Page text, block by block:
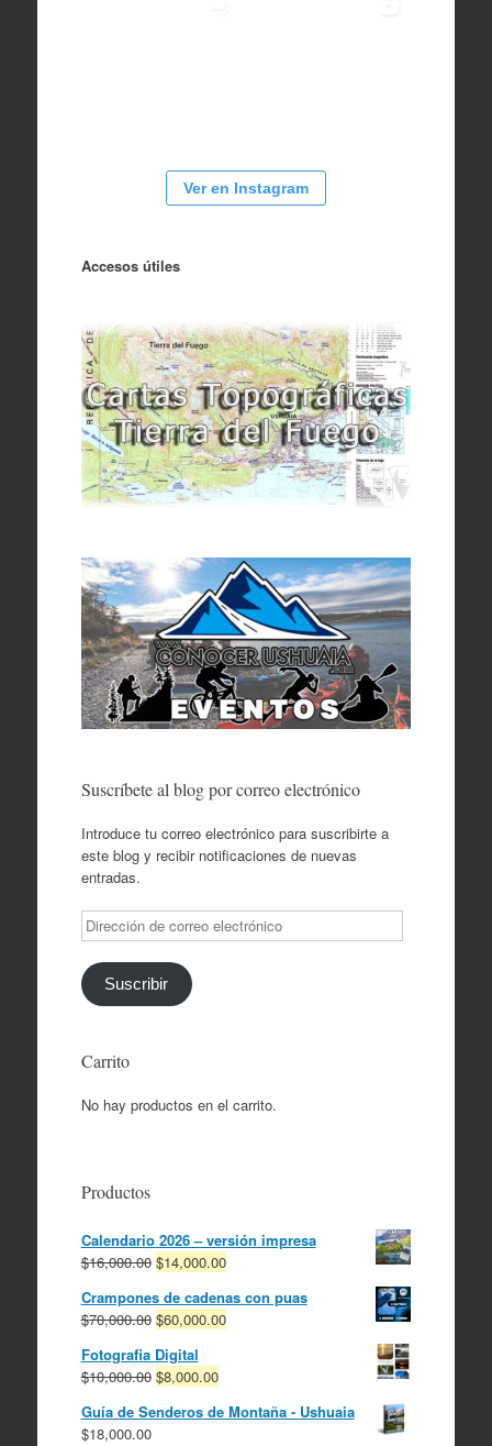
Ver en Instagram
Accesos útiles
Suscríbete al blog por correo electrónico
Introduce tu correo electrónico para suscribirte a
este blog y recibir notificaciones de nuevas
entradas.
Dirección
de
correo
electrónico
Suscribir
Carrito
No hay productos en el carrito.
Productos
Calendario 2026 – versión impresa
$16,000.00 El
original
era:
$16,000.00.
$14,000.00El
actual
es:
Crampones de cadenas con puas
$70,000.00 El
original
era:
$70,000.00.
$60,000.00El
$60,000.00.
Fotografia Digital
$10,000.00 El
original
$8,000.00El
actual
Guía de Senderos de Montaña - Ushuaia
$18,000.00